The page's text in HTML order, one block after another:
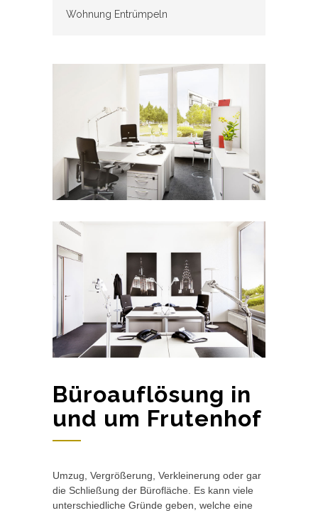
Wohnung Entrümpeln
Büroauflösung in
und um Frutenhof
Umzug, Vergrößerung, Verkleinerung oder gar
die Schließung der Bürofläche. Es kann viele
unterschiedliche Gründe geben, welche eine